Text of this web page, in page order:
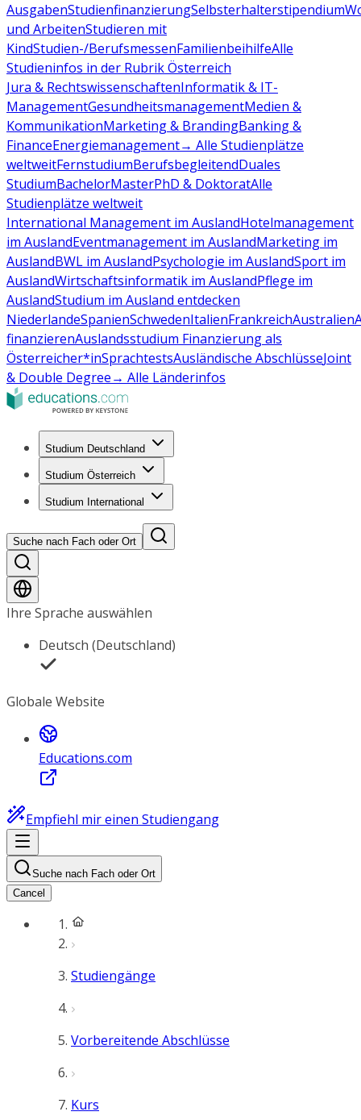
AusgabenStudienfinanzierungSelbsterhalterstipendium
und ArbeitenStudieren mit
KindStudien-/BerufsmessenFamilienbeihilfeAlle
Studieninfos in der Rubrik Österreich
Jura & RechtswissenschaftenInformatik & IT-
ManagementGesundheitsmanagementMedien &
KommunikationMarketing & BrandingBanking &
FinanceEnergiemanagement→ Alle Studienplätze
weltweitFernstudiumBerufsbegleitendDuales
StudiumBachelorMasterPhD & DoktoratAlle
Studienplätze weltweit
International Management im AuslandHotelmanagement
im AuslandEventmanagement im AuslandMarketing im
AuslandBWL im AuslandPsychologie im AuslandSport im
AuslandWirtschaftsinformatik im AuslandPflege im
AuslandStudium im Ausland entdecken
NiederlandeSpanienSchwedenItalienFrankreichAustralien
finanzierenAuslandsstudium Finanzierung als
Österreicher*inSprachtestsAusländische AbschlüsseJoint
& Double Degree→ Alle Länderinfos
Studium Deutschland
Studium Österreich
Studium International
Suche nach Fach oder Ort
Ihre Sprache auswählen
Deutsch (Deutschland)
Globale Website
Educations.com
Empfiehl mir einen Studiengang
Suche nach Fach oder Ort
Cancel
Studiengänge
Vorbereitende Abschlüsse
Kurs